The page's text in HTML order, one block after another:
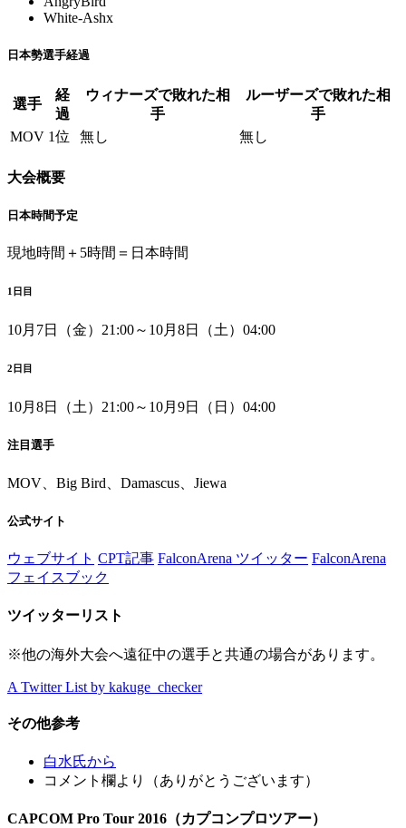
White-Ashx
日本勢選手経過
選手
経
過
ウィナーズで敗れた相
手
ルーザーズで敗れた相
手
MOV 1位 無し 無し
大会概要
日本時間予定
現地時間＋5時間＝日本時間
1日目
10月7日（金）21:00～10月8日（土）04:00
2日目
10月8日（土）21:00～10月9日（日）04:00
注目選手
MOV、Big Bird、Damascus、Jiewa
公式サイト
ウェブサイト CPT記事 FalconArena ツイッター FalconArena
フェイスブック
ツイッターリスト
※他の海外大会へ遠征中の選手と共通の場合があります。
A Twitter List by kakuge_checker
その他参考
白水氏から
コメント欄より（ありがとうございます）
CAPCOM Pro Tour 2016（カプコンプロツアー）